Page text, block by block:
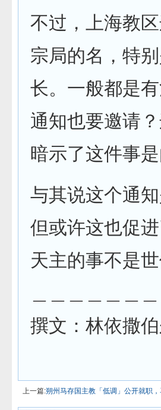
不过，上海教
宗局的名，特
长。一般都是
通知也要邀请
暗示了这件事
与其说这个通
但或许这也促
天主的事不是
撰文：林依撒
上一篇:朔州马存国主教「低调」公开就职